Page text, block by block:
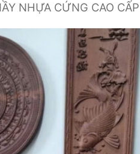
NHỰA CỨNG CAO CẤP